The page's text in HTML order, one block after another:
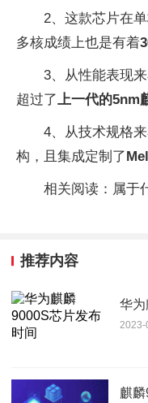
2、这款芯片在
多核成绩上也是有着
3、从性能表现
超过了上一代的5nm
4、从技术规格
构，且集成定制了
相关阅读：属于
推荐内容
华
2023-
麒